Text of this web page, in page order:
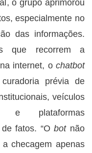
o grupo aprimorou
especialmente no
das informações.
que recorrem a
internet, o chatbot
prévia de
veículos
e plataformas
de fatos. “Obotnão
checagem apenas